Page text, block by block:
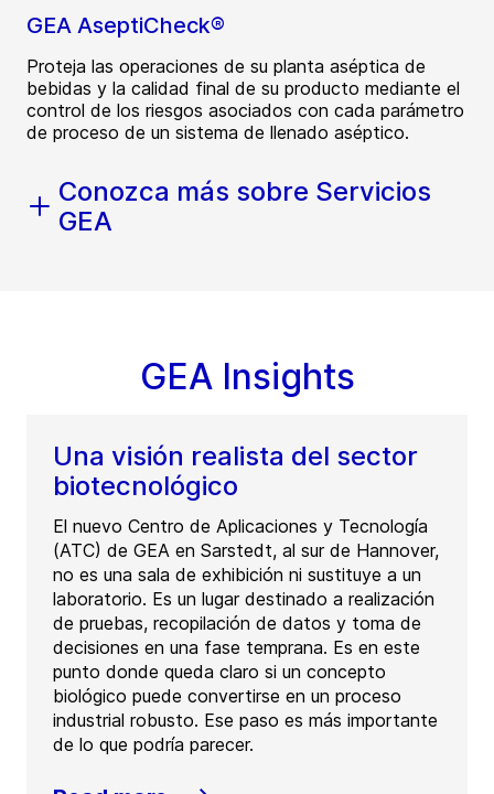
GEA AseptiCheck®
Proteja las operaciones de su planta aséptica de
bebidas y la calidad final de su producto mediante el
control de los riesgos asociados con cada parámetro
de proceso de un sistema de llenado aséptico.
Conozca más sobre Servicios
GEA
GEA Insights
Una visión realista del sector
biotecnológico
El nuevo Centro de Aplicaciones y Tecnología
(ATC) de GEA en Sarstedt, al sur de Hannover,
no es una sala de exhibición ni sustituye a un
laboratorio. Es un lugar destinado a realización
de pruebas, recopilación de datos y toma de
decisiones en una fase temprana. Es en este
punto donde queda claro si un concepto
biológico puede convertirse en un proceso
industrial robusto. Ese paso es más importante
de lo que podría parecer.